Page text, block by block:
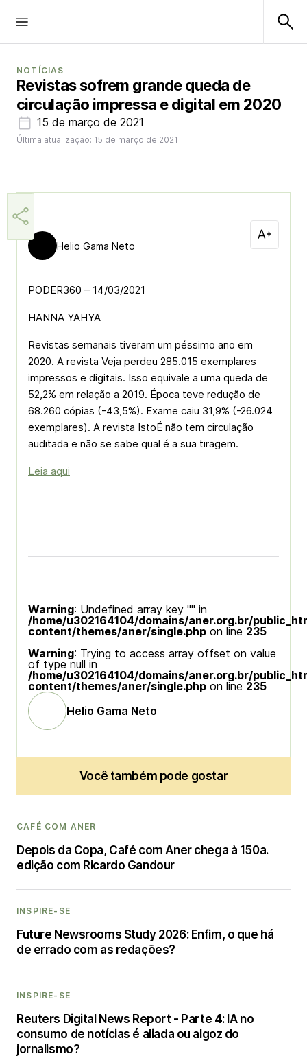
NOTÍCIAS
Revistas sofrem grande queda de
circulação impressa e digital em 2020
15 de março de 2021
Última atualização: 15 de março de 2021
Helio Gama Neto
PODER360 – 14/03/2021
HANNA YAHYA
Revistas semanais tiveram um péssimo ano em
2020. A revista Veja perdeu 285.015 exemplares
impressos e digitais. Isso equivale a uma queda de
52,2% em relação a 2019. Época teve redução de
68.260 cópias (-43,5%). Exame caiu 31,9% (-26.024
exemplares). A revista IstoÉ não tem circulação
auditada e não se sabe qual é a sua tiragem.
Leia aqui
Warning: Undefined array key "" in
/home/u302164104/domains/aner.org.br/
content/themes/aner/single.php on line 235
Warning: Trying to access array offset on value
of type null in
/home/u302164104/domains/aner.org.br/
content/themes/aner/single.php on line 235
Helio Gama Neto
Você também pode gostar
CAFÉ COM ANER
Depois da Copa, Café com Aner chega à 150a.
edição com Ricardo Gandour
INSPIRE-SE
Future Newsrooms Study 2026: Enfim, o que há
de errado com as redações?
INSPIRE-SE
Reuters Digital News Report - Parte 4: IA no
consumo de notícias é aliada ou algoz do
jornalismo?